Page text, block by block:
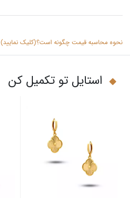
نحوه محاسبه قیمت چگونه است؟(کلیک نمایید)
استایل تو تکمیل کن